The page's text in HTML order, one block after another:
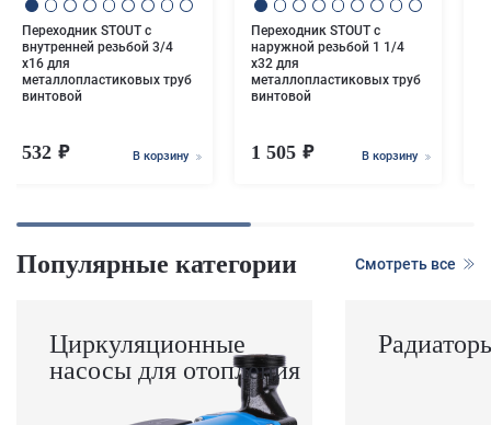
Переходник STOUT с
внутренней резьбой 3/4
х16 для
металлопластиковых труб
винтовой
532 В корзину
Переходник STOUT с
наружной резьбой 1 1/4
х32 для
металлопластиковых труб
винтовой
1 505 В корзину
Популярные категории Смотреть все
Циркуляционные
насосы для отопления